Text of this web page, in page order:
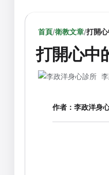
首頁/衛教文章/打開
打開心中
作者： 李政洋身